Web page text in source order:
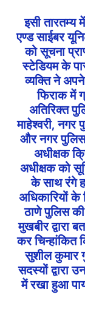
इसी तारतम्य
एण्ड साईबर
को सूचना
स्टेडियम के
व्यक्ति ने
फिराक में
अतिरिक्त
माहेश्वरी, नगर
और नगर पुलिस
अधीक्षक
अधीक्षक को
के साथ रंगे
अधिकारियों
ठाणे पुलिस
मुखबीर द्वारा
कर चिन्हांकित
सुशील कुमार
सदस्यों द्वारा
में रखा हुआ